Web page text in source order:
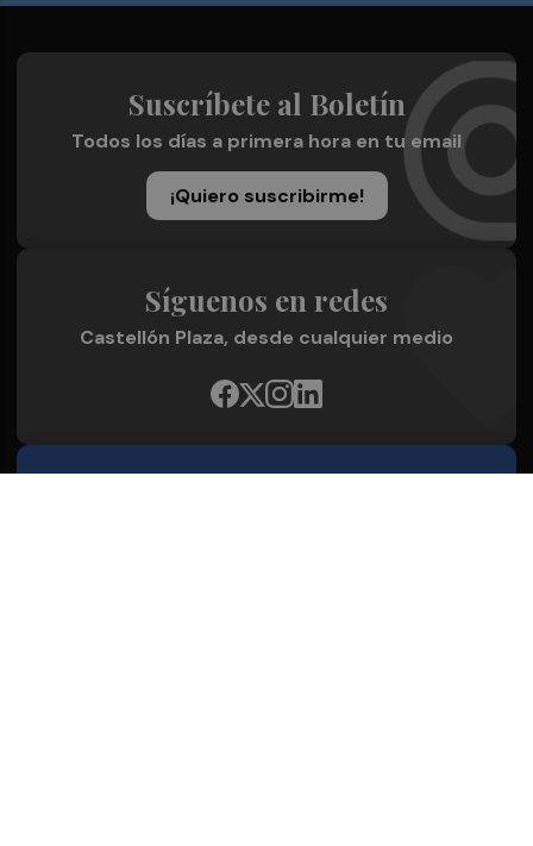
Suscríbete al Boletín
Todos los días a primera hora en tu email
¡Quiero suscribirme!
Síguenos en redes
Castellón Plaza, desde cualquier medio